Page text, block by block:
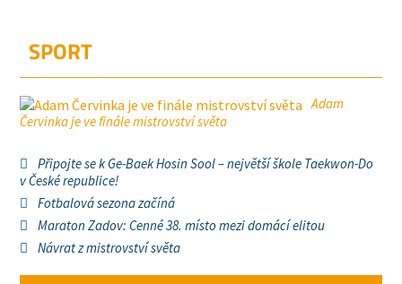
SPORT
Adam
Červinka je ve finále mistrovství světa
Připojte se k Ge-Baek Hosin Sool – největší škole Taekwon-Do
v České republice!
Fotbalová sezona začíná
Maraton Zadov: Cenné 38. místo mezi domácí elitou
Návrat z mistrovství světa